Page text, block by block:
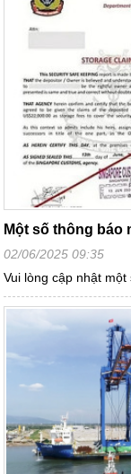
Một số thông báo
02/06/2025 09:35
Vui lòng cập nhật